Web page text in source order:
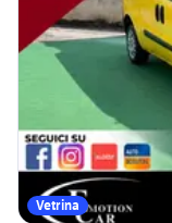
Vetrina